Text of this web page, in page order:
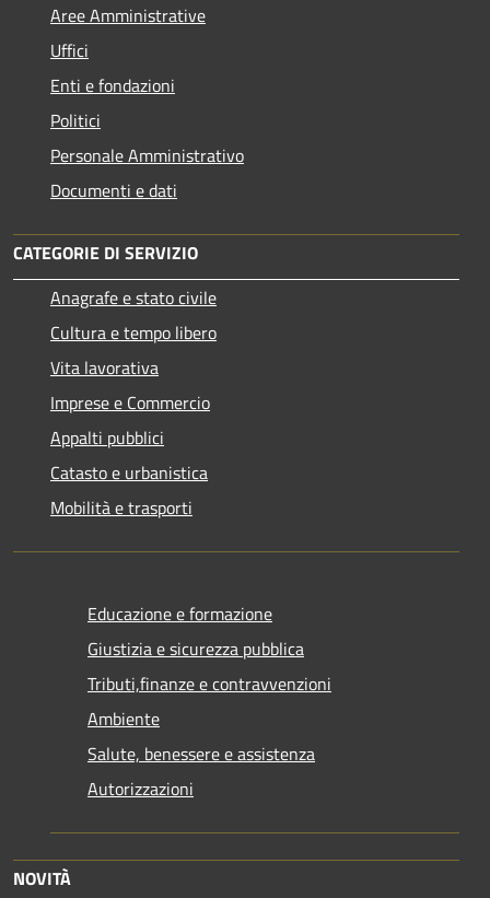
Aree Amministrative
Uffici
Enti e fondazioni
Politici
Personale Amministrativo
Documenti e dati
CATEGORIE DI SERVIZIO
Anagrafe e stato civile
Cultura e tempo libero
Vita lavorativa
Imprese e Commercio
Appalti pubblici
Catasto e urbanistica
Mobilità e trasporti
Educazione e formazione
Giustizia e sicurezza pubblica
Tributi,finanze e contravvenzioni
Ambiente
Salute, benessere e assistenza
Autorizzazioni
NOVITÀ